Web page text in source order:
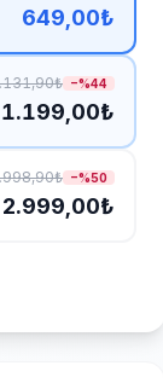
649,00₺
−%44
1.199,00₺
−%50
2.999,00₺